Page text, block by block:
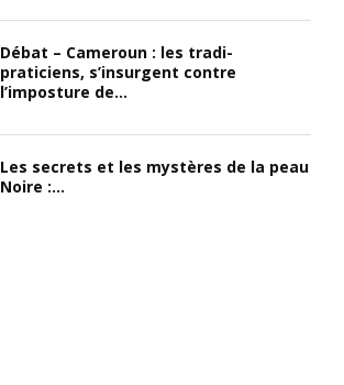
Débat – Cameroun : les tradi-
praticiens, s’insurgent contre
l’imposture de...
Les secrets et les mystères de la peau
Noire :...